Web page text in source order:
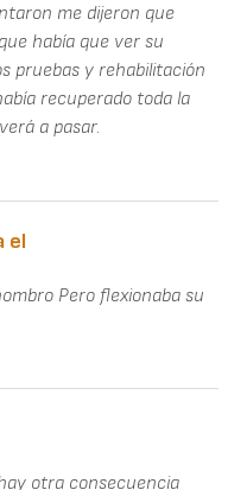
me dijeron que
había que ver su
pruebas y rehabilitación
recuperado toda la
a pasar.
el
Pero flexionaba su
otra consecuencia